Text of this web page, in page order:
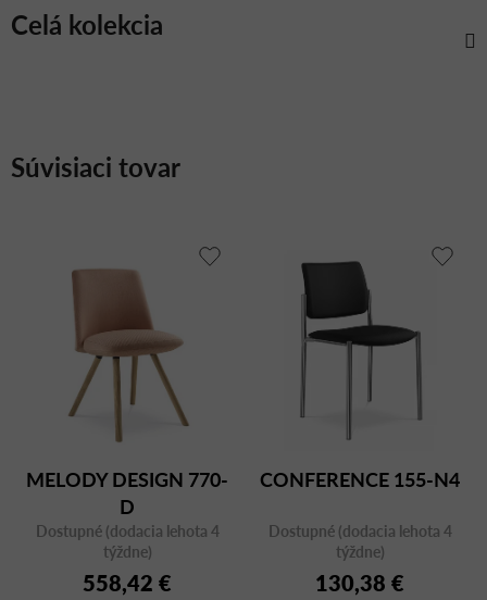
Celá kolekcia
Súvisiaci tovar
MELODY DESIGN 770-
D
Dostupné (dodacia lehota 4
týždne)
558,42 €
CONFERENCE 155-N4
Dostupné (dodacia lehota 4
týždne)
130,38 €